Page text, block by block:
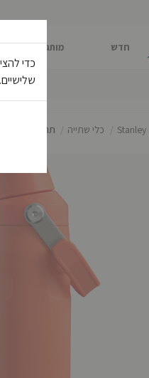
חדש מותגים
Stanley כלי שתייה תרמוסים
כדי